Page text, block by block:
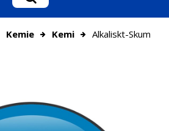
Kemie Kemi Alkaliskt-Skum